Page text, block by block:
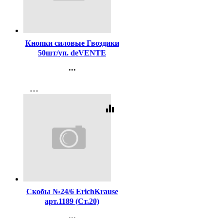
Кнопки силовые Гвоздики
50шт/уп. deVENTE
...
Регистрация
more_horiz
equalizer
Скобы №24/6 ErichKrause
арт.1189 (Ст.20)
...